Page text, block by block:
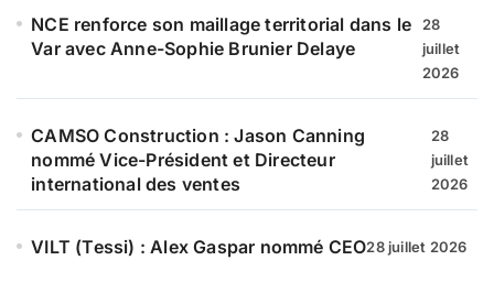
NCE renforce son maillage territorial dans le
Var avec Anne-Sophie Brunier Delaye
28
juillet
2026
CAMSO Construction : Jason Canning
nommé Vice-Président et Directeur
international des ventes
28
juillet
2026
VILT (Tessi) : Alex Gaspar nommé CEO28 juillet 2026